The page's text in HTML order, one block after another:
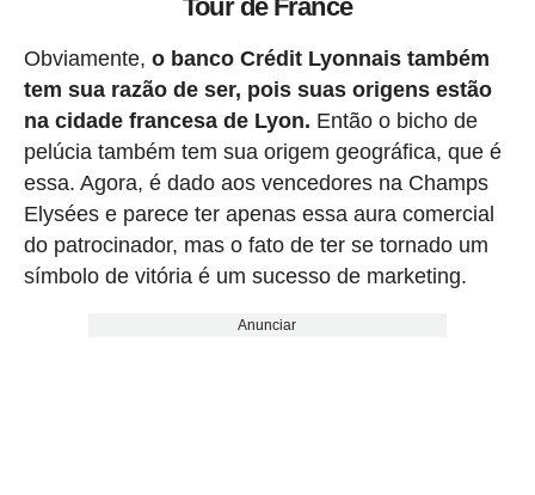
Tour de France
Obviamente, o banco Crédit Lyonnais também
tem sua razão de ser, pois suas origens estão
na cidade francesa de Lyon. Então o bicho de
pelúcia também tem sua origem geográfica, que é
essa. Agora, é dado aos vencedores na Champs
Elysées e parece ter apenas essa aura comercial
do patrocinador, mas o fato de ter se tornado um
símbolo de vitória é um sucesso de marketing.
Anunciar